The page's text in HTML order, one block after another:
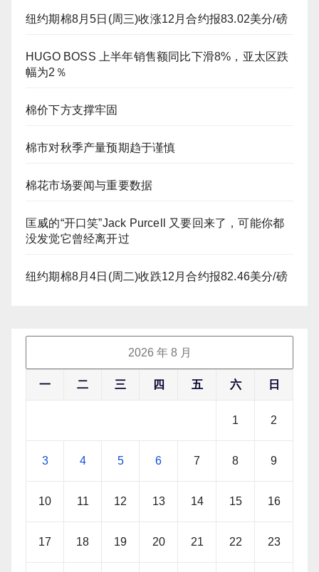
纽约期棉8月5日(周三)收涨12月合约报83.02美分/磅
HUGO BOSS 上半年销售额同比下滑8%，亚太区跌
幅为2％
棉价下方支撑牢固
棉市对秋季产量预期趋于谨慎
棉花市场要闻与重要数据
匡威的“开口笑”Jack Purcell 又要回来了，可能你都
没发觉它曾经离开过
纽约期棉8月4日(周二)收跌12月合约报82.46美分/磅
2026 年 8 月
一 二 三 四 五 六 日
1 2
3 4 5 6 7 8 9
10 11 12 13 14 15 16
17 18 19 20 21 22 23